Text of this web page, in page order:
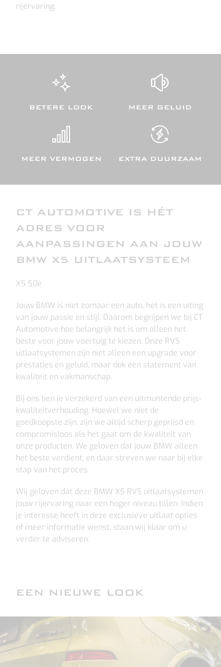
rijervaring.
BETERE LOOK MEER GELUID
MEER VERMOGEN EXTRA DUURZAAM
CT AUTOMOTIVE IS HÉT
ADRES VOOR
AANPASSINGEN AAN JOUW
BMW X5 UITLAATSYSTEEM
X5 50e
Jouw BMW is niet zomaar een auto, het is een uiting
van jouw passie en stijl. Daarom begrijpen we bij CT
Automotive hoe belangrijk het is om alleen het
beste voor jouw voertuig te kiezen. Onze RVS
uitlaatsystemen zijn niet alleen een upgrade voor
prestaties en geluid, maar ook een statement van
kwaliteit en vakmanschap.
Bij ons ben je verzekerd van een uitmuntende prijs-
kwaliteitverhouding. Hoewel we niet de
goedkoopste zijn, zijn we altijd scherp geprijsd en
compromisloos als het gaat om de kwaliteit van
onze producten. We geloven dat jouw BMW alleen
het beste verdient, en daar streven we naar bij elke
stap van het proces.
Wij geloven dat deze BMW X5 RVS uitlaatsystemen
jouw rijervaring naar een hoger niveau tillen. Indien
je interesse heeft in deze exclusieve uitlaat opties
of meer informatie wenst, staan wij klaar om u
verder te adviseren.
EEN NIEUWE LOOK